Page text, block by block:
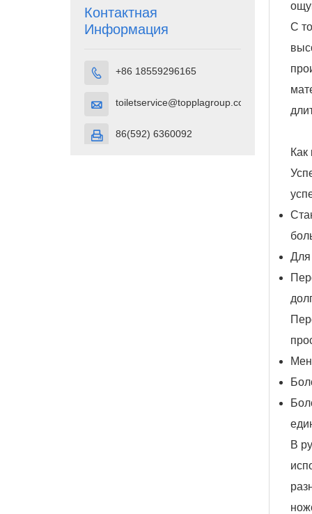
Контактная
Информация
 +86 18559296165
 toiletservice@topplagroup.com
 86(592) 6360092
С
Для
В